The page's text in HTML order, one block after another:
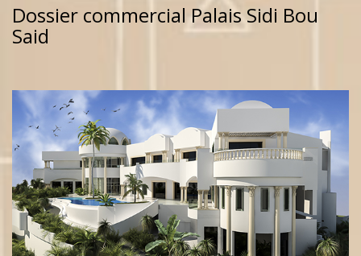
Dossier commercial Palais Sidi Bou
Said